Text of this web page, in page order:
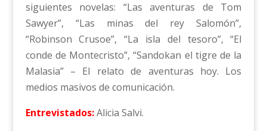
siguientes novelas: “Las aventuras de Tom
Sawyer”, “Las minas del rey Salomón”,
“Robinson Crusoe”, “La isla del tesoro”, “El
conde de Montecristo”, “Sandokan el tigre de la
Malasia” – El relato de aventuras hoy. Los
medios masivos de comunicación.
Entrevistados:Alicia Salvi.